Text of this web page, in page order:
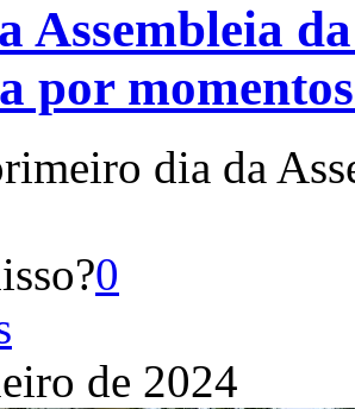
Assembleia
por
dia da
0
de 2024